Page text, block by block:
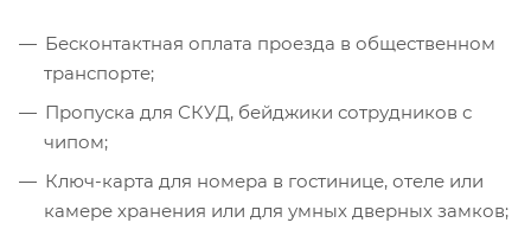
Бесконтактная оплата проезда в общественном
транспорте;
Пропуска для СКУД, бейджики сотрудников с
чипом;
Ключ-карта для номера в гостинице, отеле или
камере хранения или для умных дверных замков;